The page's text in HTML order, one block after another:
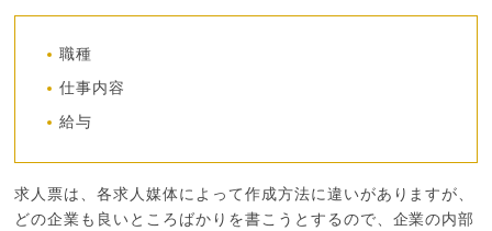
職種
仕事内容
給与
求人票は、各求人媒体によって作成方法に違いがありますが、
どの企業も良いところばかりを書こうとするので、企業の内部